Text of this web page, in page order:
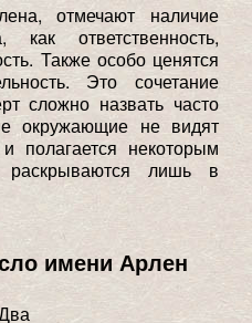
отмечают наличие
как ответственность,
Также особо ценятся
Это сочетание
сложно назвать часто
окружающие не видят
полагается некоторым
раскрываются лишь в
имени Арлен